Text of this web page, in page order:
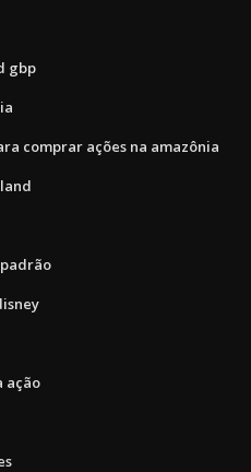
gbp
comprar ações na amazônia
ação